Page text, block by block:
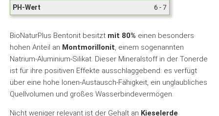
PH-Wert
6 - 7
BioNaturPlus Bentonit besitzt mit 80% einen besonders
hohen Anteil an Montmorillonit, einem sogenannten
Natrium-Aluminium-Silikat. Dieser Mineralstoff in der Tonerde
ist für ihre positiven Effekte ausschlaggebend: es verfügt
über eine hohe Ionen-Austausch-Fähigkeit, ein unglaubliches
Quellvolumen und großes Wasserbindevermögen.
Nicht weniger relevant ist der Gehalt an Kieselerde